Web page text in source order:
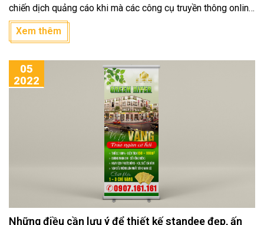
chiến dịch quảng cáo khi mà các công cụ truyền thông online
khác phát triển. Thiết kế tờ rơi đẹp chính là giải pháp hữu hiệu
giúp doanh nghiệp, cửa hàng, … thu hút sự chú ý của khách
Xem thêm
Những điều cần lưu ý để thiết kế standee đẹp, ấn
05
2022